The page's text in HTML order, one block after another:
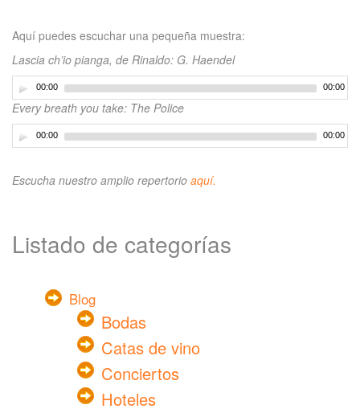
Aquí puedes escuchar una pequeña muestra:
Lascia ch’io pianga, de Rinaldo: G. Haendel
00:00 00:00
Every breath you take: The Police
00:00 00:00
Escucha nuestro amplio repertorio aquí.
Listado de categorías
Blog
Bodas
Catas de vino
Conciertos
Hoteles